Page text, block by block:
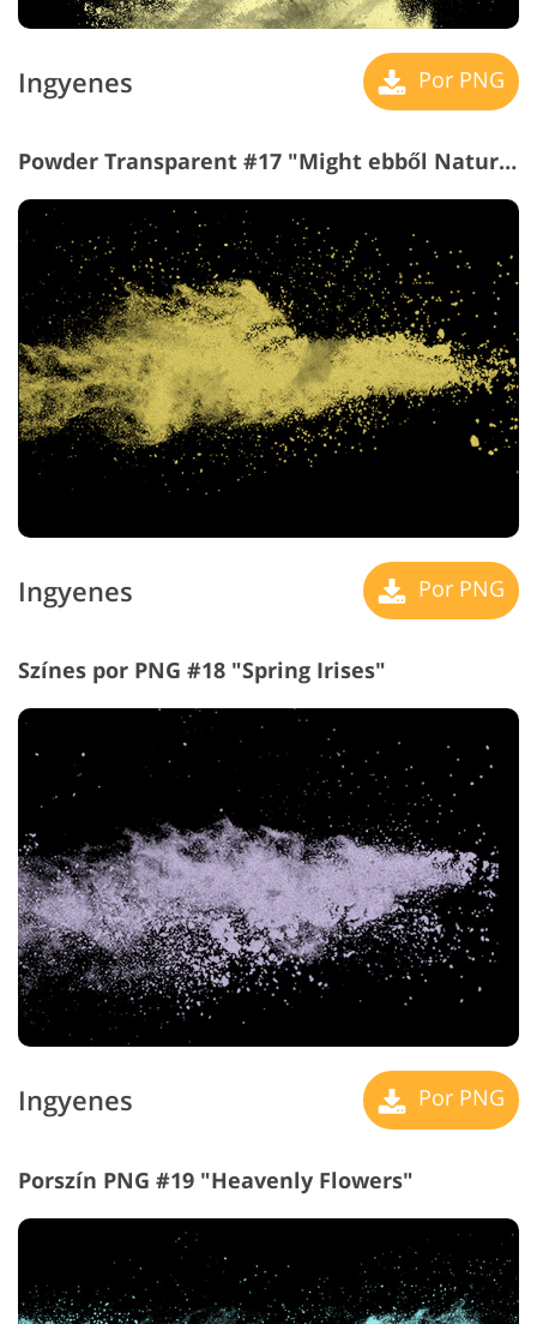
Ingyenes Por PNG
Powder Transparent #17 "Might ebből Nature"
Ingyenes Por PNG
Színes por PNG #18 "Spring Irises"
Ingyenes Por PNG
Porszín PNG #19 "Heavenly Flowers"